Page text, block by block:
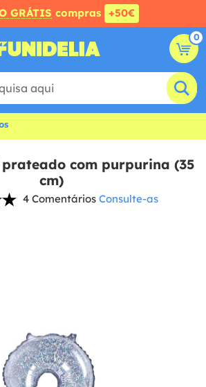
GRÁTIS compras +50€
0
com purpurina (35
cm)
4 Comentários Consulte-as